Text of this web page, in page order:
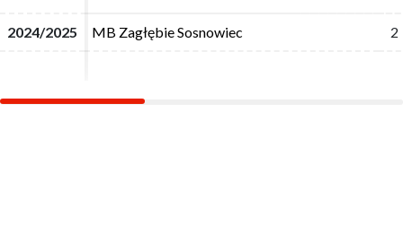
2024/2025 MB Zagłębie Sosnowiec 2
2024/2025 MB Zagłębie Sosnowiec 2